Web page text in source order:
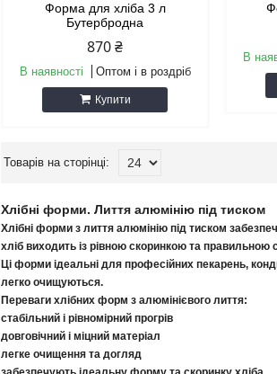
Форма для хліба 3 л
Бутербродна
870 ₴
В наявності Оптом і в роздріб
Купити
В
Хлібні форми. Лиття алюмінію під тиском
Хлібні форми з лиття алюмінію під тиском
хліб виходить із рівною скоринкою та правильною
Ці форми ідеальні для професійних пекарень,
легко очищуються.
Переваги хлібних форм з алюмінієвого лиття:
стабільний і рівномірний прогрів
довговічний і міцний матеріал
легке очищення та догляд